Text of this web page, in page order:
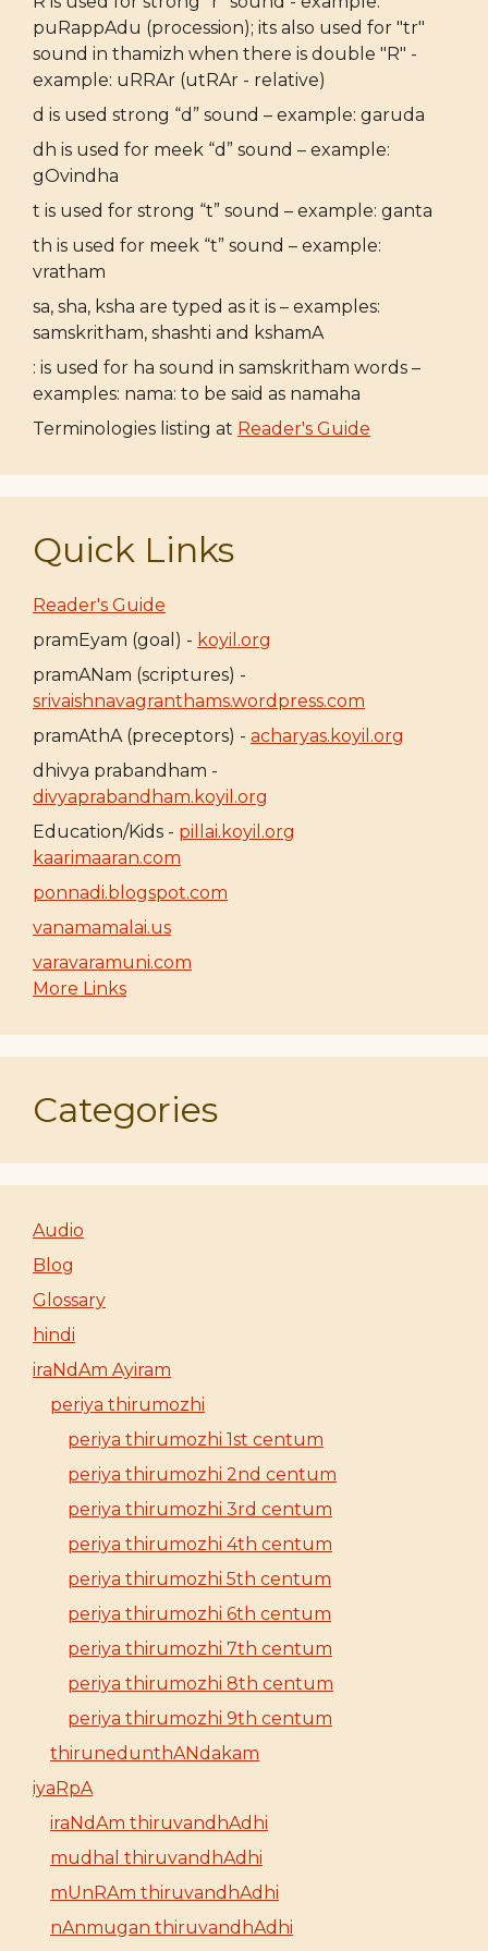
puRappAdu (procession); its also used for "tr"
sound in thamizh when there is double "R" -
example: uRRAr (utRAr - relative)
d is used strong “d” sound – example: garuda
dh is used for meek “d” sound – example:
gOvindha
t is used for strong “t” sound – example: ganta
th is used for meek “t” sound – example:
vratham
sa, sha, ksha are typed as it is – examples:
samskritham, shashti and kshamA
: is used for ha sound in samskritham words –
examples: nama: to be said as namaha
Terminologies listing at Reader's Guide
Quick Links
Reader's Guide
pramEyam (goal) - koyil.org
pramANam (scriptures) -
srivaishnavagranthams.wordpress.com
pramAthA (preceptors) - acharyas.koyil.org
dhivya prabandham -
divyaprabandham.koyil.org
Education/Kids - pillai.koyil.org
kaarimaaran.com
ponnadi.blogspot.com
vanamamalai.us
varavaramuni.com
More Links
Categories
Audio
Blog
Glossary
hindi
iraNdAm Ayiram
periya thirumozhi
periya thirumozhi 1st centum
periya thirumozhi 2nd centum
periya thirumozhi 3rd centum
periya thirumozhi 4th centum
periya thirumozhi 5th centum
periya thirumozhi 6th centum
periya thirumozhi 7th centum
periya thirumozhi 8th centum
periya thirumozhi 9th centum
thirunedunthANdakam
iyaRpA
iraNdAm thiruvandhAdhi
mudhal thiruvandhAdhi
mUnRAm thiruvandhAdhi
nAnmugan thiruvandhAdhi